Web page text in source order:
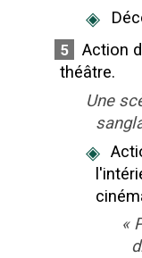
◈
5
Action
théâtre.
Une
◈
«